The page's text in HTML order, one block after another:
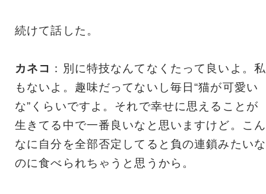
続けて話した。
カネコ ：別に特技なんてなくたって良いよ。私
もないよ。趣味だってないし毎日“猫が可愛い
な”くらいですよ。それで幸せに思えることが
生きてる中で一番良いなと思いますけど。こん
なに自分を全部否定してると負の連鎖みたいな
のに食べられちゃうと思うから。